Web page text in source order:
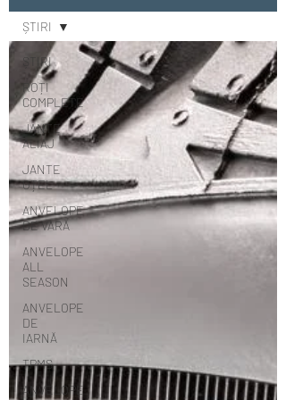
ȘTIRI
ROȚI
COMPLETE
JANTE
ALIAJ
JANTE
OȚEL
ANVELOPE
DE VARĂ
ANVELOPE
ALL
SEASON
ANVELOPE
DE
IARNĂ
TPMS
ANVELOPE
ȘTIRI